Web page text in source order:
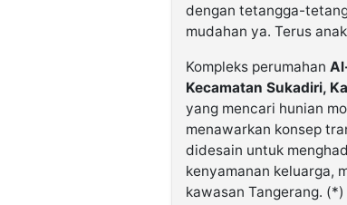
dengan tetangga-
mudahan ya. Terus
Kompleks perumahan
Kecamatan Sukadiri,
yang mencari hunian
menawarkan konsep
didesain untuk
kenyamanan keluarga,
kawasan Tangerang. (*)